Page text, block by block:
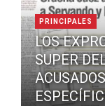
PRINCIPALES
LOS
SUPER